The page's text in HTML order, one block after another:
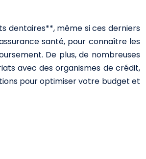
dentaires**, même si ces derniers
santé, pour connaître les
De plus, de nombreuses
avec des organismes de crédit,
pour optimiser votre budget et